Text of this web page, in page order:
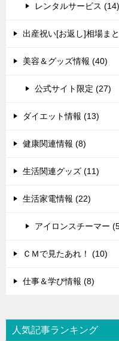
レンタルサービス (14)
出産祝い[お返し]相場ま
美容＆グッズ情報 (40)
公式サイト限定 (27)
ダイエット情報 (13)
健康関連情報 (8)
生活関連グッズ (11)
生活家電情報 (22)
アイロンスチーマー
ＣＭで見たあれ！ (10)
仕事＆学び情報 (8)
人気記事ランキング